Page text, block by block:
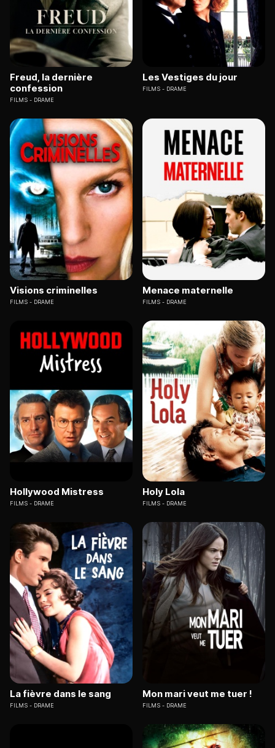
Freud, la dernière
confession
FILMS DRAME
Les Vestiges du jour
FILMS DRAME
Visions criminelles
FILMS DRAME
Menace maternelle
FILMS DRAME
Hollywood Mistress
FILMS DRAME
Holy Lola
FILMS DRAME
La fièvre dans le sang
FILMS DRAME
Mon mari veut me tuer !
FILMS DRAME